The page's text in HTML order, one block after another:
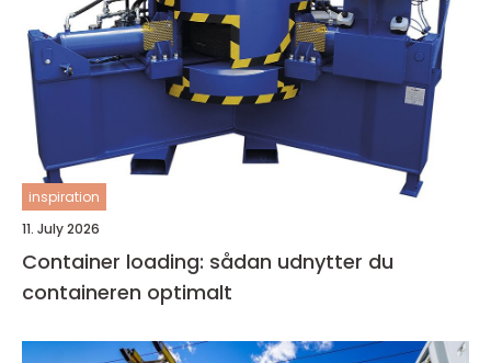
inspiration
11. July 2026
Container loading: sådan udnytter du
containeren optimalt